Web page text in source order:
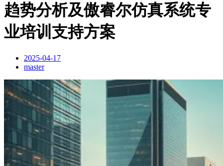
趋势分析及傲睿尔仿真系统专
业培训支持方案
2025-04-17
master